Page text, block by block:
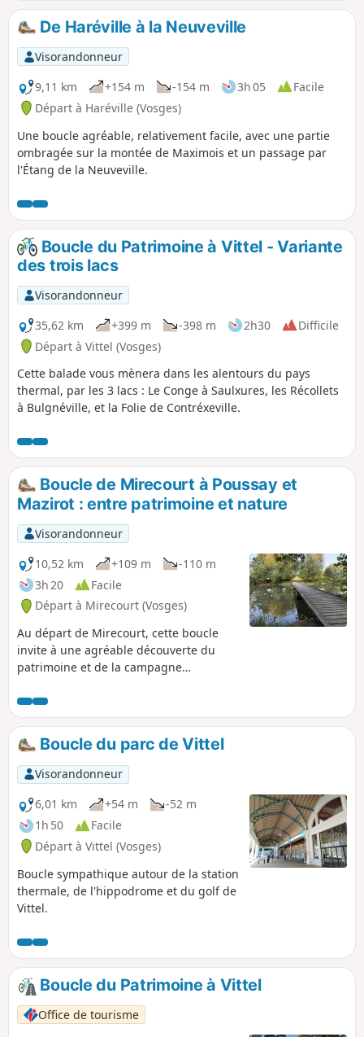
De Haréville à la Neuveville
Visorandonneur
9,11 km
+154 m -154 m 3h 05
Facile
Départ à Haréville (Vosges)
Une boucle agréable, relativement facile, avec une partie
ombragée sur la montée de Maximois et un passage par
l'Étang de la Neuveville.
Boucle du Patrimoine à Vittel - Variante
des trois lacs
Visorandonneur
35,62 km
+399 m -398 m 2h30
Difficile
Départ à Vittel (Vosges)
Cette balade vous mènera dans les alentours du pays
thermal, par les 3 lacs : Le Conge à Saulxures, les Récollets
à Bulgnéville, et la Folie de Contréxeville.
Boucle de Mirecourt à Poussay et
Mazirot : entre patrimoine et nature
Visorandonneur
10,52 km
+109 m
-110 m
3h 20
Facile
Départ à Mirecourt (Vosges)
Au départ de Mirecourt, cette boucle
invite à une agréable découverte du
patrimoine et de la campagne
paysages variés : ruelles de village,
sentiers bordés de haies, champs
ouverts et rivières franchies par de
charmantes passerelles en bois. En
chemin, on rejoint le village de Poussay
puis celui de Mazirot. Entre nature et
patrimoine, cette randonnée accessible
offre de beaux points de vue et une
atmosphère paisible, idéale pour une
sortie à la demi-journée.
Boucle du parc de Vittel
Visorandonneur
6,01 km
+54 m
-52 m
1h 50
Facile
Départ à Vittel (Vosges)
Boucle sympathique autour de la station
thermale, de l'hippodrome et du golf de
Vittel.
Boucle du Patrimoine à Vittel
Office de tourisme